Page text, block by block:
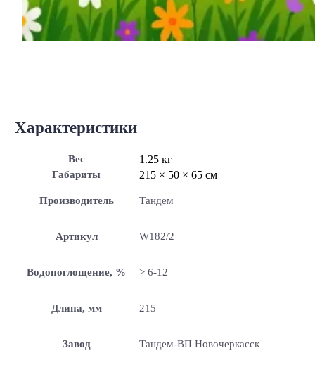
Характеристики
Вес 1.25 кг
Габариты 215 × 50 × 65 см
Производитель Тандем
Артикул W182/2
Водопоглощение, % > 6-12
Длина, мм 215
Завод Тандем-ВП Новочеркасск